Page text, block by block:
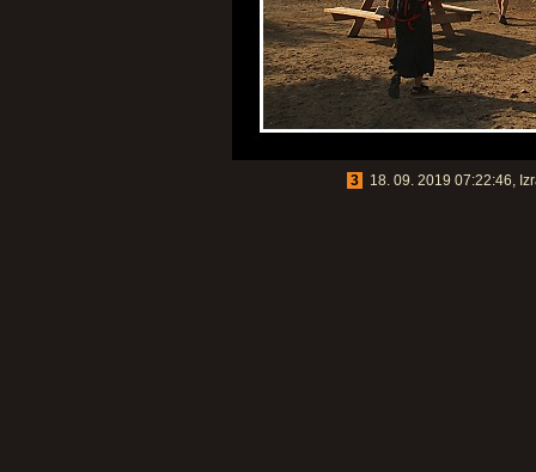
3 18. 09. 2019 07:22:46,